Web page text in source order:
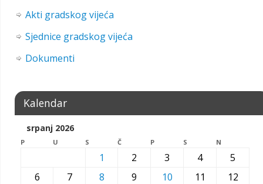
Akti gradskog vijeća
Sjednice gradskog vijeća
Dokumenti
Kalendar
srpanj 2026
P U S Č P S N
1 2 3 4
5
6
7 8 9 10 11
12